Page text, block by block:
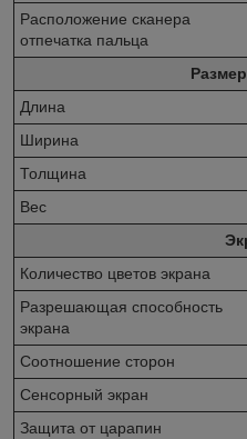
Расположение сканера
отпечатка пальца
Длина
Ширина
Толщина
Вес
Количество цветов экрана
Разрешающая способность
экрана
Соотношение сторон
Сенсорный экран
Защита от царапин